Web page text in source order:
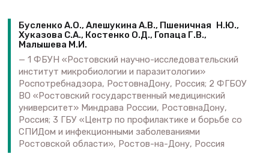
Бусленко А.О., Алешукина А.В., Пше­ничная Н.Ю.,
Хуказова С.А., Костенко О.Д., Гопаца Г.В.,
Малышева М.И.
1 ФБУН «Ростовский научно-исследовательский
институт микробиологии и паразитологии»
Роспотребнадзора, Ростов­на­Дону, Россия; 2 ФГБОУ
ВО «Ростовский государственный медицинский
университет» Миндрава России, Ростов­на­Дону,
Россия; 3 ГБУ «Центр по профилактике и борьбе со
СПИДом и инфекционными заболеваниями
Ростовской области», Ростов-на-Дону, Россия